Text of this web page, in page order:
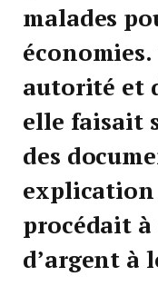
malades
autorité et
elle faisait
des
procédait
d’argent à